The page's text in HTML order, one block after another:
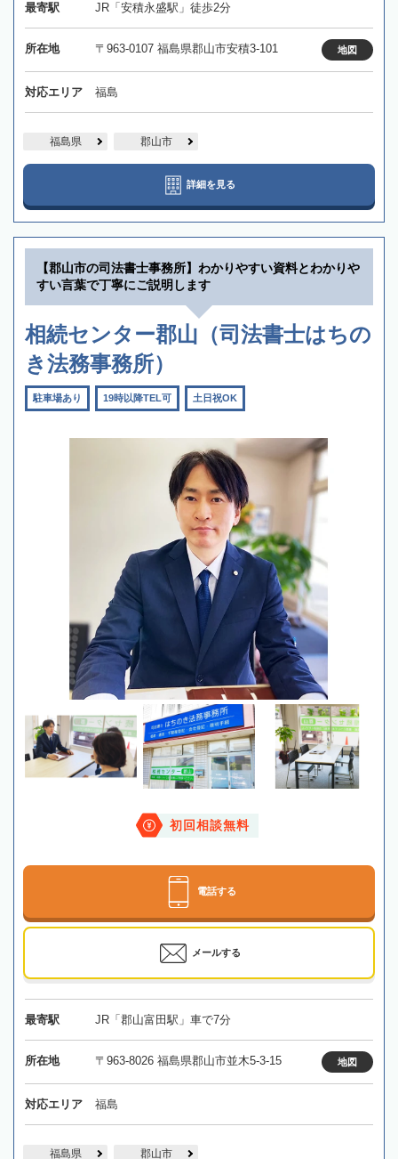
最寄駅 JR「安積永盛駅」徒歩2分
所在地 〒963-0107 福島県郡山市安積3-101 地図
対応エリア 福島
福島県 郡山市
詳細を見る
【郡山市の司法書士事務所】わかりやすい資料とわかりや
すい言葉で丁寧にご説明します
相続センター郡山（司法書士はちの
き法務事務所）
駐車場あり 19時以降TEL可 土日祝OK
初回相談無料
電話する
メールする
最寄駅 JR「郡山富田駅」車で7分
所在地 〒963-8026 福島県郡山市並木5-3-15 地図
対応エリア 福島
福島県 郡山市